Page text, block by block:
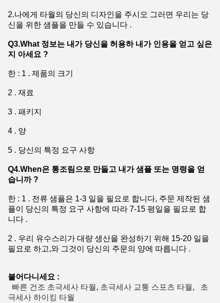
2.나에게 타월의 당신의 디자인을 주시오 그러면 우리는 당
신을 위한 샘플을 만들 수 있습니다 .
Q3.What 정보는 내가 당신을 허용하 내가 인용을 얻고 싶은
지 아세요 ?
한 : 1 . 제품의 크기
2 . 재료
3 . 패키지
4 . 양
5 . 당신의 특정 요구 사항
Q4.When은 통조림으로 만들고 내가 샘플 또는 명령을 얻
습니까 ?
한 : 1 . 전류 샘플은 1-3 일을 필요로 합니다, 주문 제작된 샘
플이 당신의 특정 요구 사항에 따라 7-15 평일을 필요로 합
니다 .
2 . 우리 유수스리가 대량 생산을 완성하기 위해 15-20 일을
필요로 하고,와 그것이 당신의 주문의 양에 따릅니다 .
붙어다니세요 :
빠른 건조 초극세사 타월, 초극세사 교통 스포츠 타월, 초
극세사 하이킹 타월